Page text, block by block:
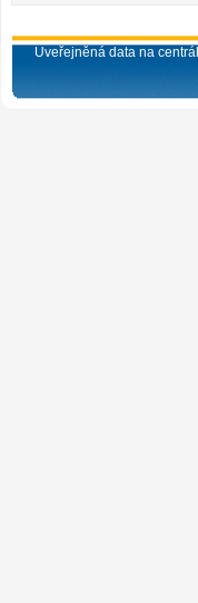
Uveřejněná data na